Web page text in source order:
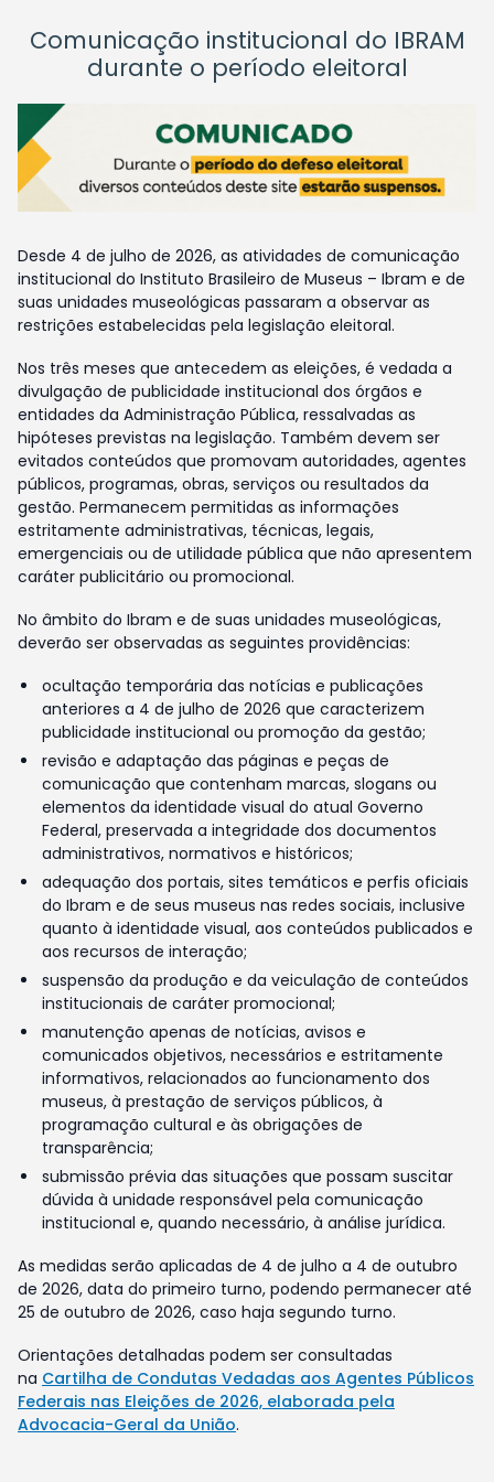
Comunicação institucional do IBRAM
durante o período eleitoral
Desde 4 de julho de 2026, as atividades de comunicação
institucional do Instituto Brasileiro de Museus – Ibram e de
suas unidades museológicas passaram a observar as
restrições estabelecidas pela legislação eleitoral.
Nos três meses que antecedem as eleições, é vedada a
divulgação de publicidade institucional dos órgãos e
entidades da Administração Pública, ressalvadas as
hipóteses previstas na legislação. Também devem ser
evitados conteúdos que promovam autoridades, agentes
públicos, programas, obras, serviços ou resultados da
gestão. Permanecem permitidas as informações
estritamente administrativas, técnicas, legais,
emergenciais ou de utilidade pública que não apresentem
caráter publicitário ou promocional.
No âmbito do Ibram e de suas unidades museológicas,
deverão ser observadas as seguintes providências:
ocultação temporária das notícias e publicações
anteriores a 4 de julho de 2026 que caracterizem
publicidade institucional ou promoção da gestão;
revisão e adaptação das páginas e peças de
comunicação que contenham marcas, slogans ou
elementos da identidade visual do atual Governo
Federal, preservada a integridade dos documentos
administrativos, normativos e históricos;
adequação dos portais, sites temáticos e perfis oficiais
do Ibram e de seus museus nas redes sociais, inclusive
quanto à identidade visual, aos conteúdos publicados e
aos recursos de interação;
suspensão da produção e da veiculação de conteúdos
institucionais de caráter promocional;
manutenção apenas de notícias, avisos e
comunicados objetivos, necessários e estritamente
informativos, relacionados ao funcionamento dos
museus, à prestação de serviços públicos, à
programação cultural e às obrigações de
transparência;
submissão prévia das situações que possam suscitar
dúvida à unidade responsável pela comunicação
institucional e, quando necessário, à análise jurídica.
As medidas serão aplicadas de 4 de julho a 4 de outubro
de 2026, data do primeiro turno, podendo permanecer até
25 de outubro de 2026, caso haja segundo turno.
Orientações detalhadas podem ser consultadas
na Cartilha de Condutas Vedadas aos Agentes Públicos
Federais nas Eleições de 2026, elaborada pela
Advocacia-Geral da União.